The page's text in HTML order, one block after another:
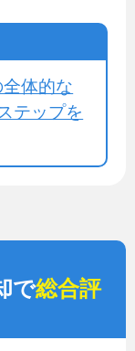
体的な
テップを
で総合評